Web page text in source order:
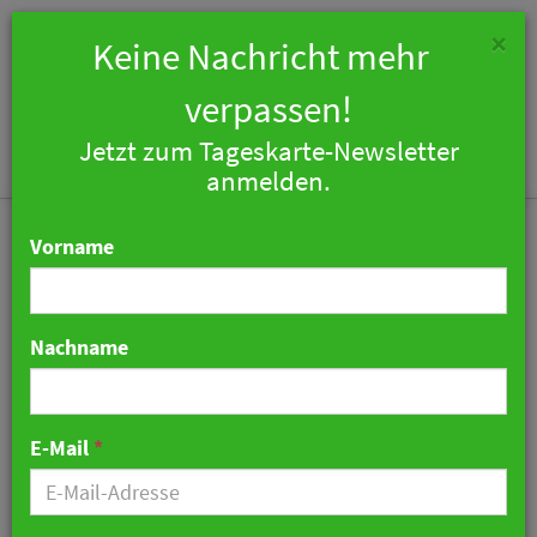
Teilzeit in Deutschland auf
Rekordhoch
27. Mai 2026 11:37 Uhr| Zahlen & Fakten
×
Keine Nachricht mehr
verpassen!
Jetzt zum Tageskarte-Newsletter
anmelden.
Vorname
Nachname
E-Mail *